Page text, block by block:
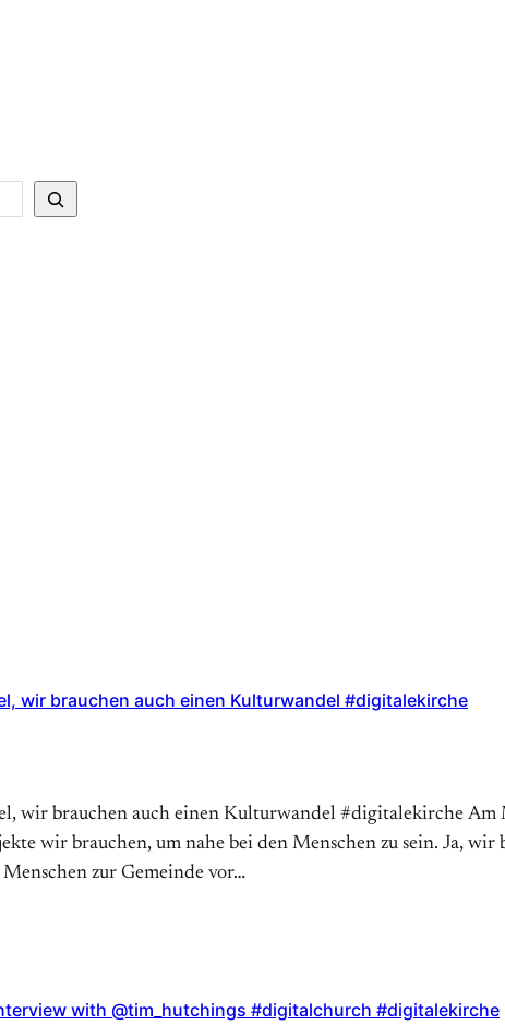
wir brauchen auch einen Kulturwandel #digitalekirche
wir brauchen auch einen Kulturwandel #digitalekirche Am
wir brauchen, um nahe bei den Menschen zu sein. Ja,
zur Gemeinde vor…
with @tim_hutchings #digitalchurch #digitalekirche